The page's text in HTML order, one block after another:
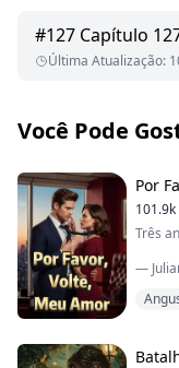
#127 Capítulo
Última Atualização:
Você Pode
Por
101.9k
Três
—